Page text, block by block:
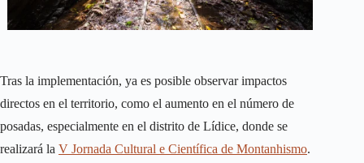
Tras la implementación, ya es posible observar impactos
directos en el territorio, como el aumento en el número de
posadas, especialmente en el distrito de Lídice, donde se
realizará la V Jornada Cultural e Científica de Montanhismo.